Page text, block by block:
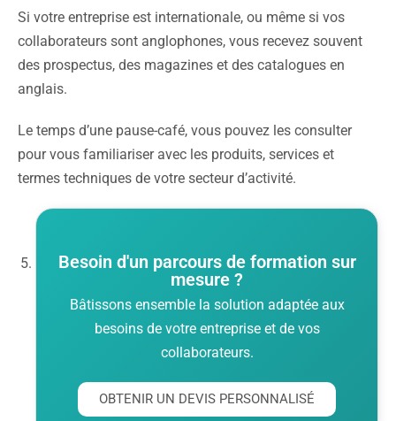
Si votre entreprise est internationale, ou même si vos
collaborateurs sont anglophones, vous recevez souvent
des prospectus, des magazines et des catalogues en
anglais.
Le temps d’une pause-café, vous pouvez les consulter
pour vous familiariser avec les produits, services et
termes techniques de votre secteur d’activité.
Besoin d'un parcours de formation sur
mesure ?
Bâtissons ensemble la solution adaptée aux
besoins de votre entreprise et de vos
collaborateurs.
OBTENIR UN DEVIS PERSONNALISÉ